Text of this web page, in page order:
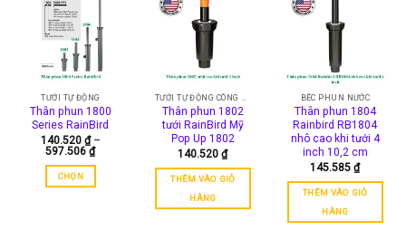
nhiều
biến
thể.
Các
tùy
chọn
có
thể
được
chọn
trên
trang
sản
TƯỚI TỰ ĐỘNG
Thân phun 1800
Series RainBird
140.520 ₫ –
597.506₫Khoảng
giá:
CHỌN
TƯỚI TỰ ĐỘNG CÔNG VIÊN
Thân phun 1802
tưới RainBird Mỹ
Pop Up 1802
140.520₫
THÊM VÀO GIỎ
HÀNG
BÉC PHUN NƯỚC
Thân phun 1804
Rainbird RB1804
nhô cao khi tưới 4
inch 10,2 cm
145.585₫
THÊM VÀO GIỎ
HÀNG